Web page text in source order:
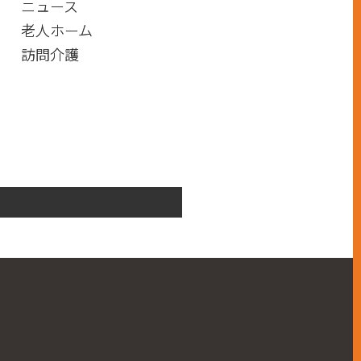
ニュース
老人ホーム
訪問介護